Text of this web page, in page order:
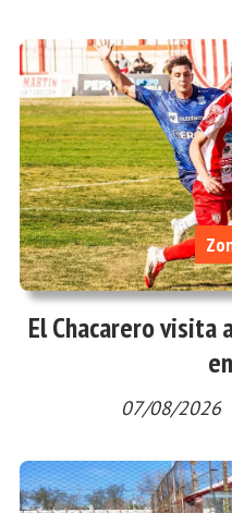
El Chacarero visita
07/08/2026